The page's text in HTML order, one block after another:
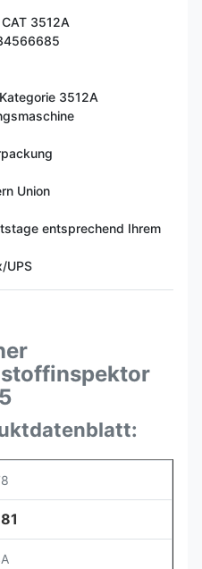
CAT 3512A
3512A
Union
entsprechend Ihrem
UPS